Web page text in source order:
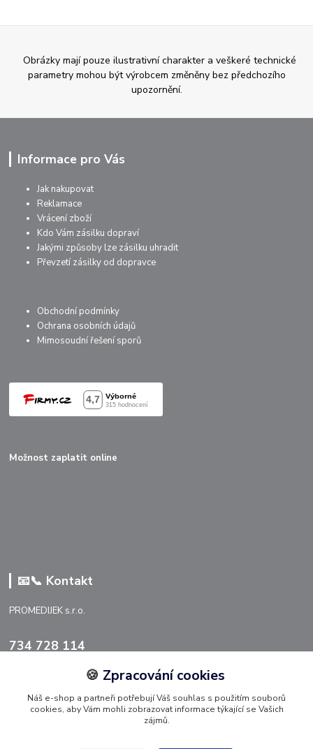
Obrázky mají pouze ilustrativní charakter a veškeré technické
parametry mohou být výrobcem změněny bez předchozího
upozornění.
Informace pro Vás
Jak nakupovat
Reklamace
Vrácení zboží
Kdo Vám zásilku dopraví
Jakými způsoby lze zásilku uhradit
Převzetí zásilky od dopravce
Obchodní podmínky
Ochrana osobních údajů
Mimosoudní řešení sporů
Možnost zaplatit online
📧📞 Kontakt
PROMEDIJEK s.r.o.
734 728 114
info@promedijek.cz
🍪 Zpracování cookies
Náš e-shop a partneři potřebují Váš souhlas s použitím souborů
cookies, aby Vám mohli zobrazovat informace týkající se Vašich
zájmů.